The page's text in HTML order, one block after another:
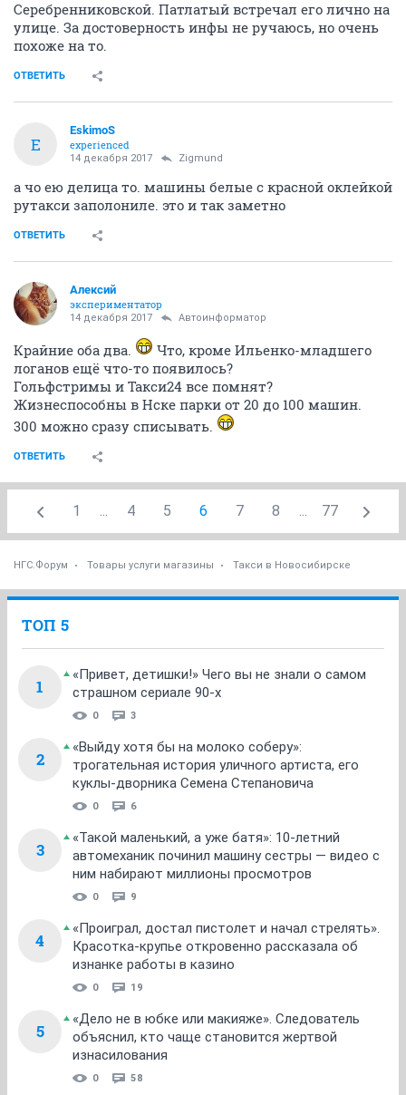
Серебренниковской. Патлатый встречал его лично на
улице. За достоверность инфы не ручаюсь, но очень
похоже на то.
ОТВЕТИТЬ
E
EskimoS
experienced
14 декабря 2017 Zigmund
а чо ею делица то. машины белые с красной оклейкой
рутакси заполониле. это и так заметно
ОТВЕТИТЬ
Алексий
экспериментатор
14 декабря 2017 Автоинформатор
Крайние оба два.
Что, кроме Ильенко-младшего
логанов ещё что-то появилось?
Гольфстримы и Такси24 все помнят?
Жизнеспособны в Нске парки от 20 до 100 машин.
300 можно сразу списывать.
ОТВЕТИТЬ
1 ... 4 5 6 7 8 ... 77
НГС.Форум Товары услуги магазины Такси в Новосибирске
ТОП 5
1
«Привет, детишки!» Чего вы не знали о самом
страшном сериале 90-х
0 3
2
«Выйду хотя бы на молоко соберу»:
трогательная история уличного артиста, его
куклы-дворника Семена Степановича
0 6
3
«Такой маленький, а уже батя»: 10-летний
автомеханик починил машину сестры — видео с
ним набирают миллионы просмотров
0 9
4
«Проиграл, достал пистолет и начал стрелять».
Красотка-крупье откровенно рассказала об
изнанке работы в казино
0 19
5
«Дело не в юбке или макияже». Следователь
объяснил, кто чаще становится жертвой
изнасилования
0 58